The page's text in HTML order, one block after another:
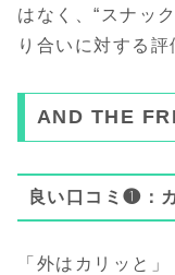
はなく、“スナッ
り合いに対する評
AND THE
良い口コミ❶：
「外はカリッと